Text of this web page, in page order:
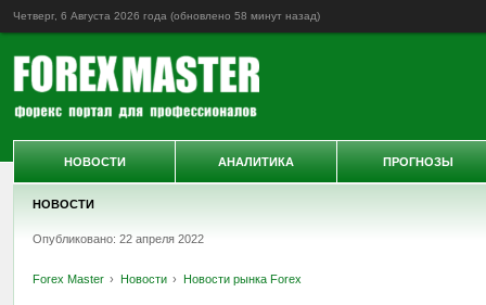
Четверг, 6 Августа 2026 года (обновлено 58 минут назад)
НОВОСТИ
Опубликовано: 22 апреля 2022
Forex Master Новости Новости рынка Forex
НОВОСТИ АНАЛИТИКА ПРОГНОЗЫ